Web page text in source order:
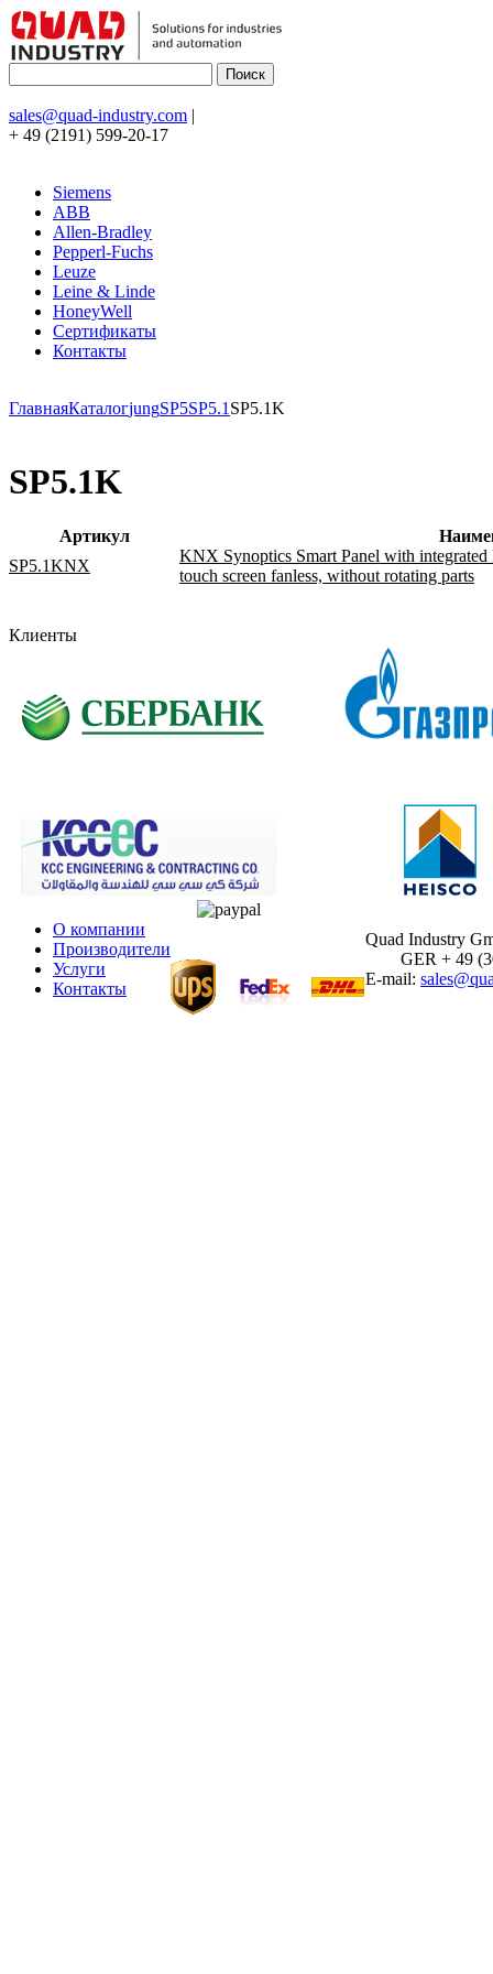
sales@quad-industry.com |
+ 49 (2191) 599-20-17
Siemens
ABB
Allen-Bradley
Pepperl-Fuchs
Leuze
Leine & Linde
HoneyWell
Сертификаты
Контакты
ГлавнаяКаталогjungSP5SP5.1 SP5.1K
SP5.1K
Артикул
SP5.1KNX
KNX Synoptics Smart Panel with
touch screen fanless, without rotating parts
Клиенты
О компании
Производители
Услуги
Контакты
Quad Industry
GER + 49
E-mail: